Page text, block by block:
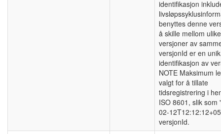
identifikasjon
benyttes denne
å skille mellom ulike
versjoner av
versjonId er en unik
identifikasjon av
NOTE Maksimum
valgt for å tillate
tidsregistrering i
ISO 8601, slik som
02-
versjonId.